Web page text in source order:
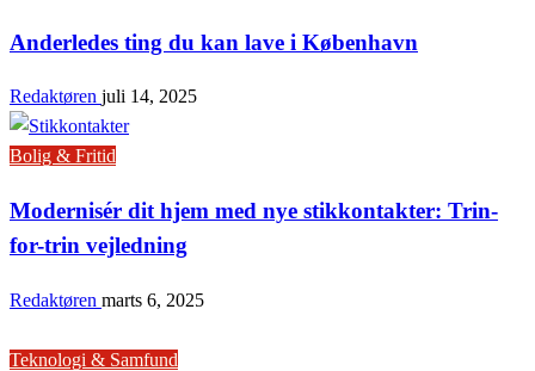
Anderledes ting du kan lave i København
Redaktøren juli 14, 2025
Bolig & Fritid
Modernisér dit hjem med nye stikkontakter: Trin-
for-trin vejledning
Redaktøren marts 6, 2025
Teknologi & Samfund